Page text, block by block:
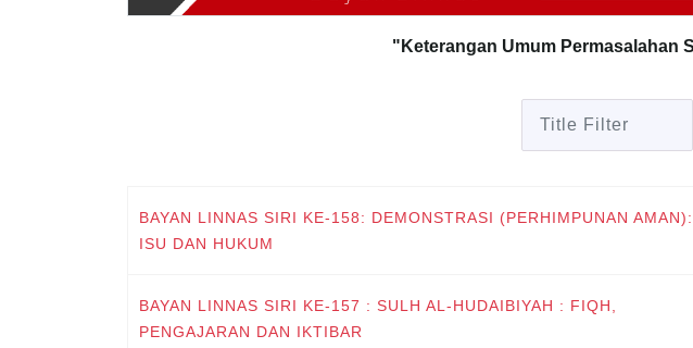
"Keterangan Umum Permasalahan
BAYAN LINNAS SIRI KE-158: DEMONSTRASI (PERHIMPUNAN AMAN):
ISU DAN HUKUM
BAYAN LINNAS SIRI KE-157 : SULH AL-HUDAIBIYAH : FIQH,
PENGAJARAN DAN IKTIBAR